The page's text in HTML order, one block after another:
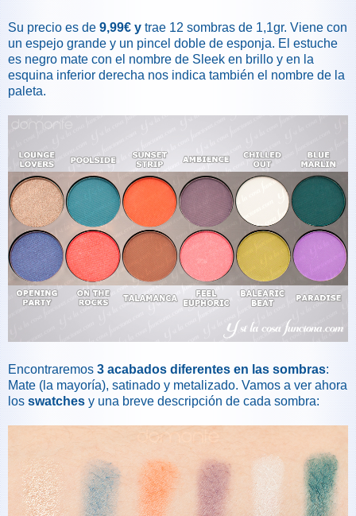
Su precio es de 9,99€ y trae 12 sombras de 1,1gr. Viene con
un espejo grande y un pincel doble de esponja. El estuche
es negro mate con el nombre de Sleek en brillo y en la
esquina inferior derecha nos indica también el nombre de la
paleta.
Encontraremos 3 acabados diferentes en las sombras:
Mate (la mayoría), satinado y metalizado. Vamos a ver ahora
los swatches y una breve descripción de cada sombra: